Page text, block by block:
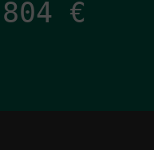
€